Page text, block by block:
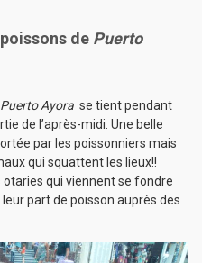
de Puerto
Puerto Ayora se tient pendant
de l’après-midi. Une belle
par les poissonniers mais
qui squattent les lieux!!
otaries qui viennent se fondre
part de poisson auprès des